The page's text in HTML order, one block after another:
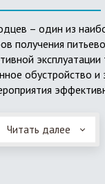
– один из
получения
эксплуатации
обустройство
преимущество
в условиях
Читать далее